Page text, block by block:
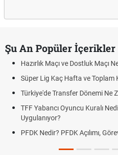
Şu An Popüler İçerikler
Hazırlık Maçı ve Dostluk Maçı
Süper Lig Kaç Hafta ve Toplam
Türkiye'de Transfer Dönemi Ne
TFF Yabancı Oyuncu Kuralı
Uygulanıyor?
PFDK Nedir? PFDK Açılımı,